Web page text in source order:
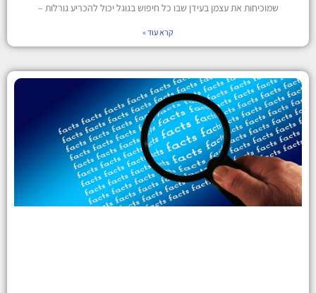
שמוכיחות את עצמן בעידן שבו כל חיפוש בגוגל יכול להכריע גורלות –
קרא עוד »